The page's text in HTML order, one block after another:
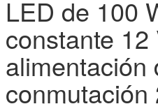
LED de 100
constante
alimentación
conmutación